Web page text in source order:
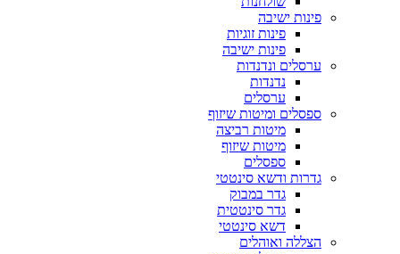
פינות ישיבה
פינות זוגיות
פינות ישיבה
ערסלים ונדנדות
נדנדות
ערסלים
ספסלים ומיטות שיזוף
מיטות רביצה
מיטות שיזוף
ספסלים
גדרות ודשא סינטטי
גדר במבוק
גדר סינטטית
דשא סינטטי
הצללה ואוהלים